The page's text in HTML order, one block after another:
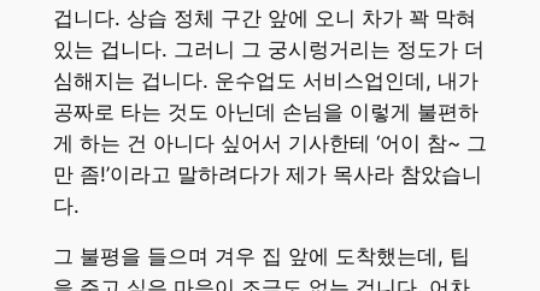
겁니다. 상습 정체 구간 앞에 오니 차가 꽉 막혀
있는 겁니다. 그러니 그 궁시렁거리는 정도가 더
심해지는 겁니다. 운수업도 서비스업인데, 내가
공짜로 타는 것도 아닌데 손님을 이렇게 불편하
게 하는 건 아니다 싶어서 기사한테 ‘어이 참~ 그
만 좀!’이라고 말하려다가 제가 목사라 참았습니
다.
그 불평을 들으며 겨우 집 앞에 도착했는데, 팁